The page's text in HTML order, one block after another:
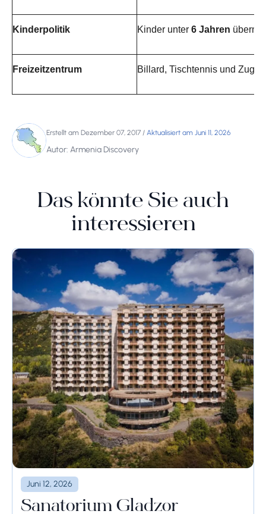
Kinderpolitik Kinder unter 6 Jahren
Freizeitzentrum Billard, Tischtennis und
Erstellt am Dezember 07, 2017 / Aktualisiert am Juni 11, 2026
Autor: Armenia Discovery
Das könnte Sie auch
interessieren
Juni 12, 2026
Sanatorium Gladzor